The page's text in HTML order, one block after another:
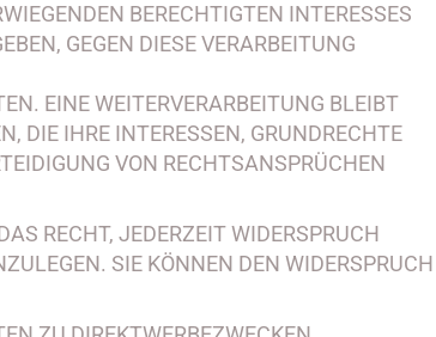
BERECHTIGTEN INTERESSES
GEGEN DIESE VERARBEITUNG
EINE WEITERVERARBEITUNG BLEIBT
DIE IHRE INTERESSEN, GRUNDRECHTE
VON RECHTSANSPRÜCHEN
RECHT, JEDERZEIT WIDERSPRUCH
SIE KÖNNEN DEN WIDERSPRUCH